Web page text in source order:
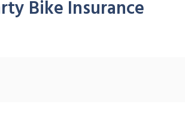
Bike Insurance